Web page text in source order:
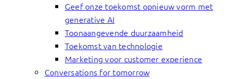
Geef onze toekomst opnieuw vorm met
generative AI
Toonaangevende duurzaamheid
Toekomst van technologie
Marketing voor customer experience
Conversations for tomorrow